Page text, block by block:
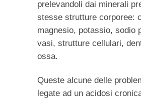
prelevandoli dai minerali
stesse strutture corporee:
magnesio, potassio, sodio
vasi, strutture cellulari,
ossa.
Queste alcune delle
legate ad un acidosi